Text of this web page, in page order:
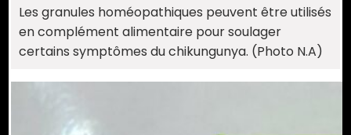
Les granules homéopathiques peuvent être utilisés
en complément alimentaire pour soulager
certains symptômes du chikungunya. (Photo N.A)